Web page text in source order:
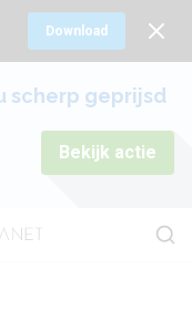
Download
scherp geprijsd
Bekijk actie